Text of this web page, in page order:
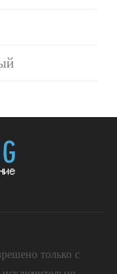
только с